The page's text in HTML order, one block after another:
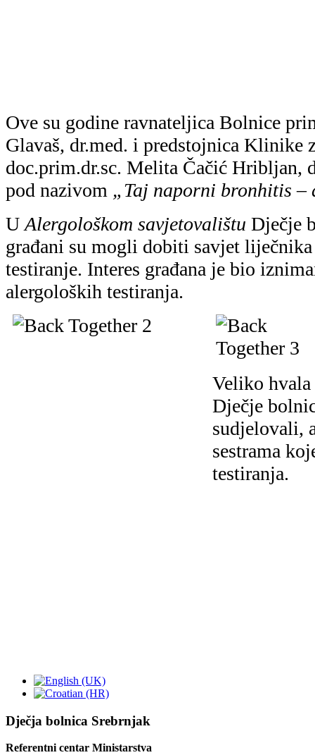
Ove su godine ravnateljica Bolnice
Glavaš, dr.med. i predstojnica Klinike
doc.prim.dr.sc. Melita Čačić Hribljan,
pod nazivom „Taj naporni bronhitis –
U Alergološkom savjetovalištu Dječje
građani su mogli dobiti savjet
testiranje. Interes građana je bio
alergoloških testiranja.
Veliko
Dječje
sudjelovali,
sestrama
testiranja.
Dječja bolnica Srebrnjak
Referentni centar Ministarstva